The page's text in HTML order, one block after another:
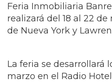
Feria Inmobiliaria
realizará del 18 al 22
de Nueva York y
La feria se desarrollará
marzo en el Radio